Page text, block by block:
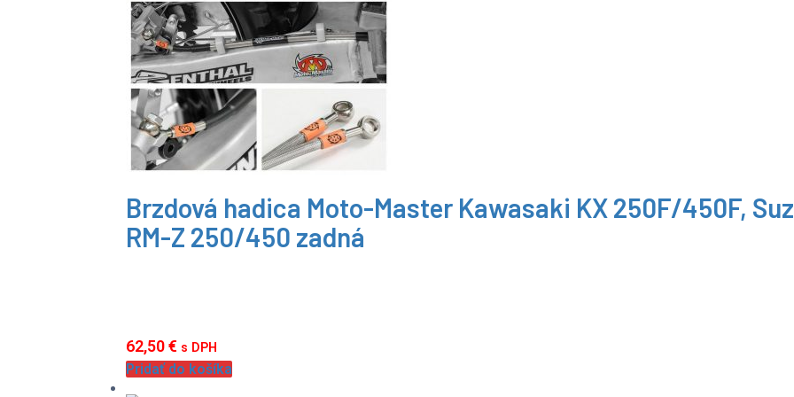
Brzdová hadica Moto-Master Kawasaki KX 250F/450F,
RM-Z 250/450 zadná
62,50€ s DPH
Pridať do košíka